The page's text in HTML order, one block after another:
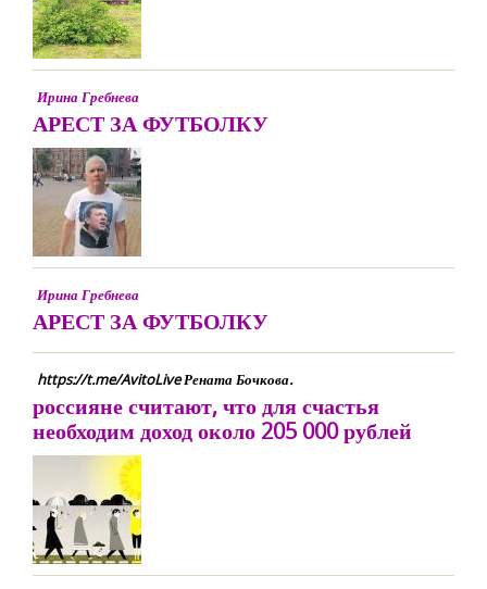
Ирина Гребнева
АРЕСТ ЗА ФУТБОЛКУ
Ирина Гребнева
АРЕСТ ЗА ФУТБОЛКУ
https://t.me/AvitoLive Рената Бочкова.
россияне считают, что для счастья
необходим доход около 205 000 рублей